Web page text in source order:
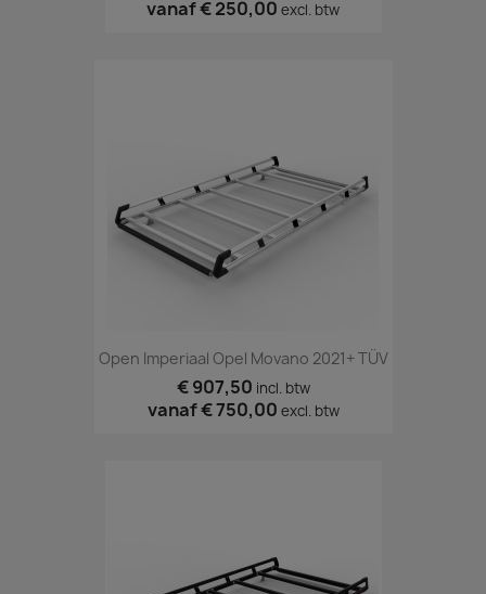
vanaf€ 250,00 excl. btw
Open Imperiaal Opel Movano 2021+ TÜV
€ 907,50 incl. btw
vanaf€ 750,00 excl. btw